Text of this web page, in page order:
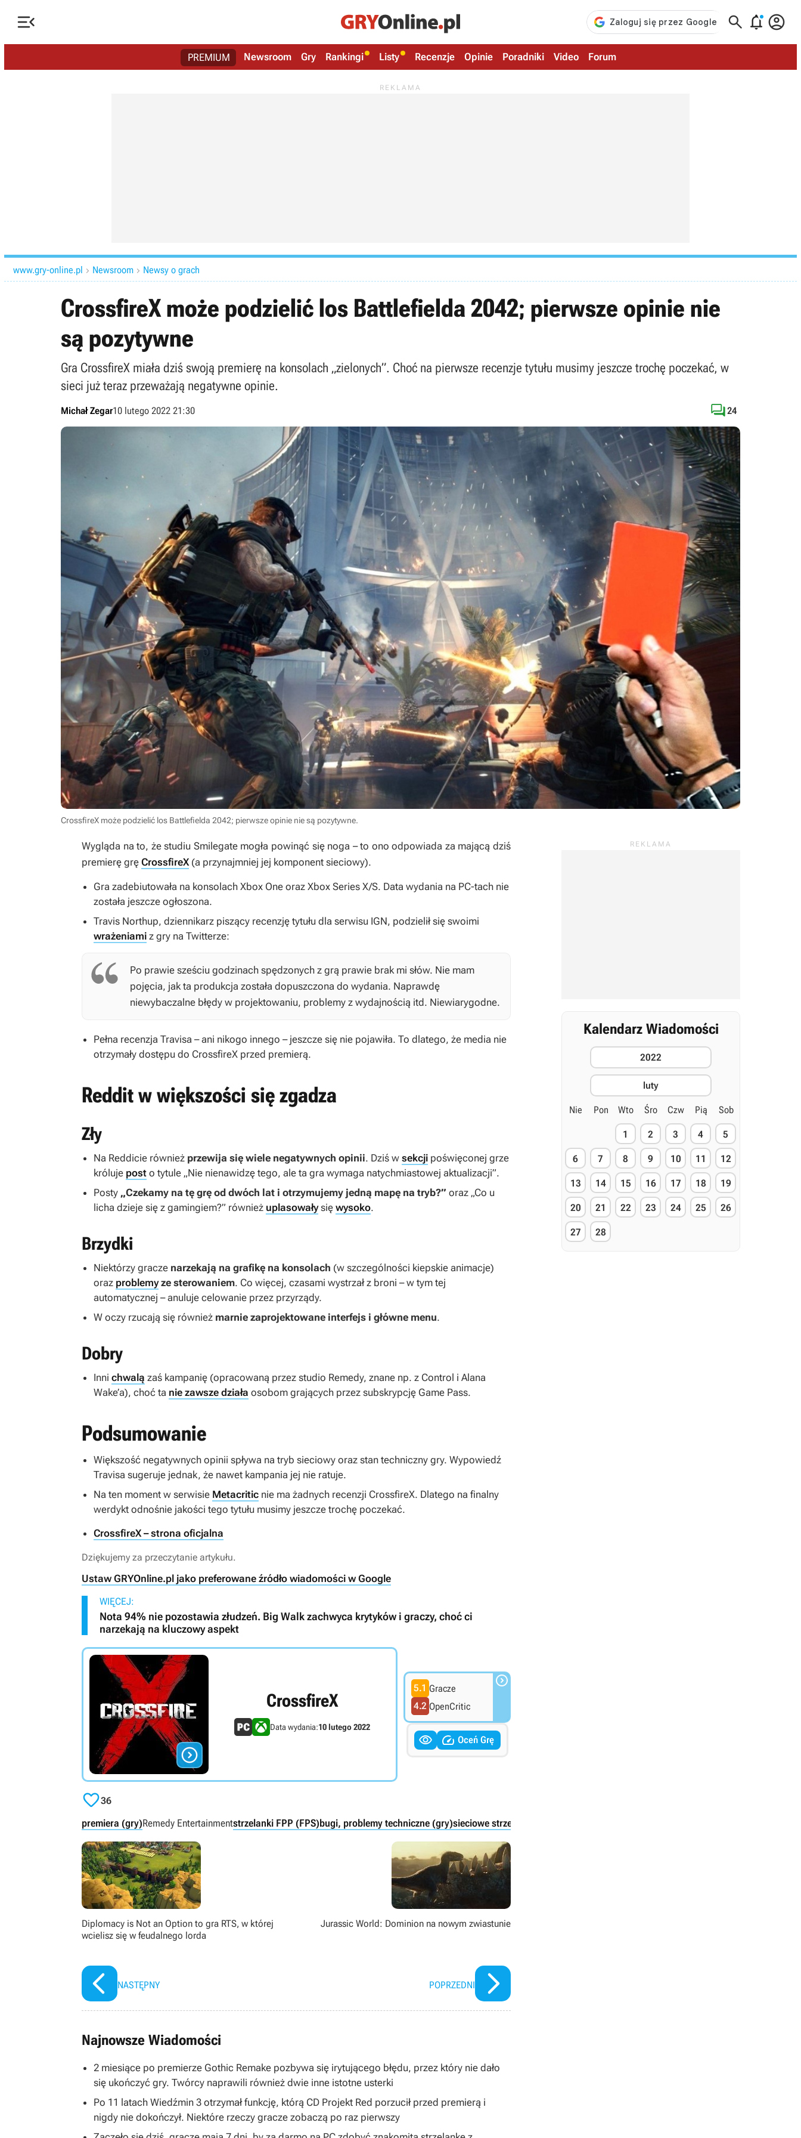
   
PREMIUM Newsroom Gry Rankingi Listy Recenzje Opinie Poradniki Video Forum
www.gry-online.pl  Newsroom  Newsy o grach
CrossfireX może podzielić los Battlefielda 2042; pierwsze opinie nie
są pozytywne
Gra CrossfireX miała dziś swoją premierę na konsolach „zielonych”. Choć na pierwsze recenzje tytułu musimy jeszcze trochę poczekać, w
sieci już teraz przeważają negatywne opinie.
Michał Zegar10 lutego 2022 21:30 24
CrossfireX może podzielić los Battlefielda 2042; pierwsze opinie nie są pozytywne.
Wygląda na to, że studiu Smilegate mogła powinąć się noga – to ono odpowiada za mającą dziś
premierę grę CrossfireX(a przynajmniej jej komponent sieciowy).
Gra zadebiutowała na konsolach Xbox One oraz Xbox Series X/S. Data wydania na PC-tach nie
została jeszcze ogłoszona.
Travis Northup, dziennikarz piszący recenzję tytułu dla serwisu IGN, podzielił się swoimi
wrażeniami z gry na Twitterze:
Po prawie sześciu godzinach spędzonych z grą prawie brak mi słów. Nie mam
pojęcia, jak ta produkcja została dopuszczona do wydania. Naprawdę
niewybaczalne błędy w projektowaniu, problemy z wydajnością itd. Niewiarygodne.
Pełna recenzja Travisa – ani nikogo innego – jeszcze się nie pojawiła. To dlatego, że media nie
otrzymały dostępu do CrossfireX przed premierą.
Reddit w większości się zgadza
Zły
Na Reddicie również przewija się wiele negatywnych opinii. Dziś w sekcji poświęconej grze
króluje post o tytule „Nie nienawidzę tego, ale ta gra wymaga natychmiastowej aktualizacji”.
Posty „Czekamy na tę grę od dwóch lat i otrzymujemy jedną mapę na tryb?” oraz „Co u
licha dzieje się z gamingiem?” również uplasowałysię wysoko.
Brzydki
Niektórzy gracze narzekają na grafikę na konsolach (w szczególności kiepskie animacje)
oraz problemy ze sterowaniem. Co więcej, czasami wystrzał z broni – w tym tej
automatycznej – anuluje celowanie przez przyrządy.
W oczy rzucają się również marnie zaprojektowane interfejs i główne menu.
Dobry
Inni chwalą zaś kampanię (opracowaną przez studio Remedy, znane np. z Control i Alana
Wake’a), choć ta nie zawsze działa osobom grających przez subskrypcję Game Pass.
Podsumowanie
Większość negatywnych opinii spływa na tryb sieciowy oraz stan techniczny gry. Wypowiedź
Travisa sugeruje jednak, że nawet kampania jej nie ratuje.
Na ten moment w serwisie Metacritic nie ma żadnych recenzji CrossfireX. Dlatego na finalny
werdykt odnośnie jakości tego tytułu musimy jeszcze trochę poczekać.
CrossfireX – strona oficjalna
Dziękujemy za przeczytanie artykułu.
Ustaw GRYOnline.pl jako preferowane źródło wiadomości w Google
WIĘCEJ:
Nota 94% nie pozostawia złudzeń. Big Walk zachwyca krytyków i graczy, choć ci
narzekają na kluczowy aspekt

CrossfireX
Data wydania:10 lutego 2022
5.1 Gracze
4.2 OpenCritic

  Oceń Grę
36
premiera (gry)Remedy Entertainmentstrzelanki FPP (FPS)bugi, problemy techniczne (gry)sieciowe strzelanki
Diplomacy is Not an Option to gra RTS, w której
wcielisz się w feudalnego lorda
NASTĘPNY
Jurassic World: Dominion na nowym zwiastunie
POPRZEDNI
Najnowsze Wiadomości
2 miesiące po premierze Gothic Remake pozbywa się irytującego błędu, przez który nie dało
się ukończyć gry. Twórcy naprawili również dwie inne istotne usterki
Po 11 latach Wiedźmin 3 otrzymał funkcję, którą CD Projekt Red porzucił przed premierą i
nigdy nie dokończył. Niektóre rzeczy gracze zobaczą po raz pierwszy
Kalendarz Wiadomości
2022
luty
Nie Pon Wto Śro Czw Pią Sob
1 2 3 4 5
6 7 8 9 10 11 12
13 14 15 16 17 18 19
20 21 22 23 24 25 26
27 28